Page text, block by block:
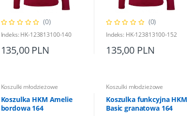
(0)
Indeks: HK-123813100-140
135,00 PLN
(0)
Indeks: HK-123813100-152
135,00 PLN
Koszulki młodzieżowe
Koszulka HKM Amelie
bordowa 164
Koszulki młodzieżowe
Koszulka funkcyjna HKM
Basic granatowa 164